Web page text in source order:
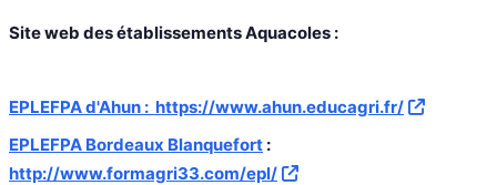
Site web des établissements Aquacoles :
EPLEFPA d'Ahun : https://www.ahun.educagri.fr/
EPLEFPA Bordeaux Blanquefort :
http://www.formagri33.com/epl/